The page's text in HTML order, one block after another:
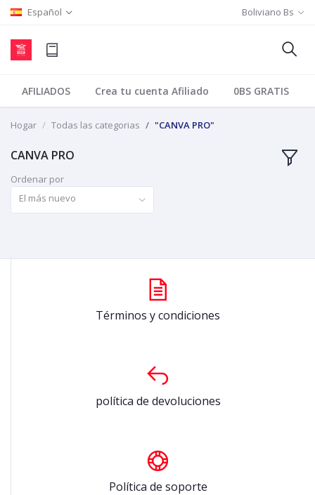
Español Boliviano Bs
AFILIADOS Crea tu cuenta Afiliado 0BS GRATIS
Hogar Todas las categorias "CANVA PRO"
CANVA PRO
Ordenar por
El más nuevo
Términos y condiciones
política de devoluciones
Política de soporte